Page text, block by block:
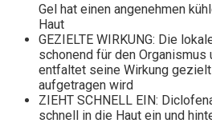
Gel hat einen angenehmen
Haut
GEZIELTE WIRKUNG: Die
schonend für den
entfaltet seine Wirkung gezielt
aufgetragen wird
ZIEHT SCHNELL EIN:
schnell in die Haut ein und